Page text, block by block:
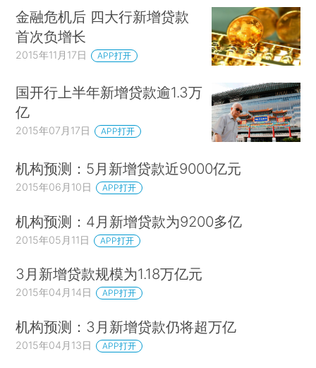
金融危机后 四大行新增贷款
首次负增长
2015年11月17日 APP打开
国开行上半年新增贷款逾1.3万
亿
2015年07月17日 APP打开
机构预测：5月新增贷款近9000亿元
2015年06月10日 APP打开
机构预测：4月新增贷款为9200多亿
2015年05月11日 APP打开
3月新增贷款规模为1.18万亿元
2015年04月14日 APP打开
机构预测：3月新增贷款仍将超万亿
2015年04月13日 APP打开